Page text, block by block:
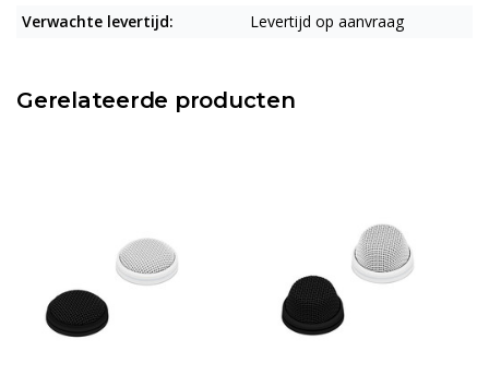
Verwachte levertijd:
Levertijd op aanvraag
Gerelateerde producten